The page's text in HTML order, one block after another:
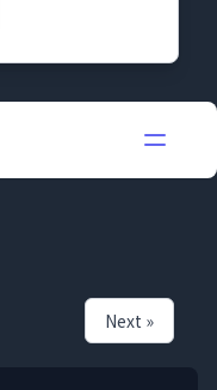
Next »